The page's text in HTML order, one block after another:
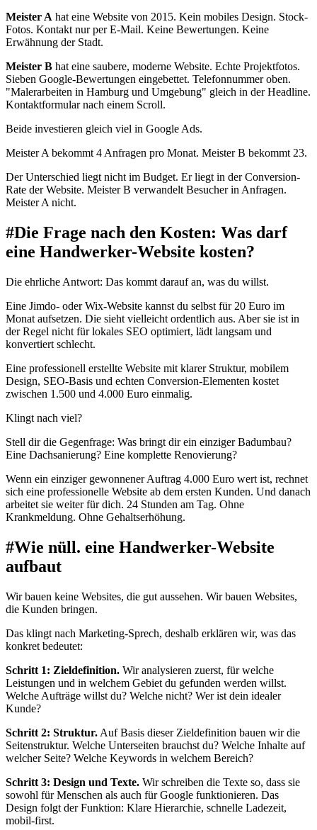
Meister A hat eine Website von 2015. Kein mobiles Design. Stock-
Fotos. Kontakt nur per E-Mail. Keine Bewertungen. Keine
Erwähnung der Stadt.
Meister B hat eine saubere, moderne Website. Echte Projektfotos.
Sieben Google-Bewertungen eingebettet. Telefonnummer oben.
"Malerarbeiten in Hamburg und Umgebung" gleich in der Headline.
Kontaktformular nach einem Scroll.
Beide investieren gleich viel in Google Ads.
Meister A bekommt 4 Anfragen pro Monat. Meister B bekommt 23.
Der Unterschied liegt nicht im Budget. Er liegt in der Conversion-
Rate der Website. Meister B verwandelt Besucher in Anfragen.
Meister A nicht.
#Die Frage nach den Kosten: Was darf
eine Handwerker-Website kosten?
Die ehrliche Antwort: Das kommt darauf an, was du willst.
Eine Jimdo- oder Wix-Website kannst du selbst für 20 Euro im
Monat aufsetzen. Die sieht vielleicht ordentlich aus. Aber sie ist in
der Regel nicht für lokales SEO optimiert, lädt langsam und
konvertiert schlecht.
Eine professionell erstellte Website mit klarer Struktur, mobilem
Design, SEO-Basis und echten Conversion-Elementen kostet
zwischen 1.500 und 4.000 Euro einmalig.
Klingt nach viel?
Stell dir die Gegenfrage: Was bringt dir ein einziger Badumbau?
Eine Dachsanierung? Eine komplette Renovierung?
Wenn ein einziger gewonnener Auftrag 4.000 Euro wert ist, rechnet
sich eine professionelle Website ab dem ersten Kunden. Und danach
arbeitet sie weiter für dich. 24 Stunden am Tag. Ohne
Krankmeldung. Ohne Gehaltserhöhung.
#Wie nüll. eine Handwerker-Website
aufbaut
Wir bauen keine Websites, die gut aussehen. Wir bauen Websites,
die Kunden bringen.
Das klingt nach Marketing-Sprech, deshalb erklären wir, was das
konkret bedeutet:
Schritt 1: Zieldefinition. Wir analysieren zuerst, für welche
Leistungen und in welchem Gebiet du gefunden werden willst.
Welche Aufträge willst du? Welche nicht? Wer ist dein idealer
Kunde?
Schritt 2: Struktur. Auf Basis dieser Zieldefinition bauen wir die
Seitenstruktur. Welche Unterseiten brauchst du? Welche Inhalte auf
welcher Seite? Welche Keywords in welchem Bereich?
Schritt 3: Design und Texte. Wir schreiben die Texte so, dass sie
sowohl für Menschen als auch für Google funktionieren. Das
Design folgt der Funktion: Klare Hierarchie, schnelle Ladezeit,
mobil-first.